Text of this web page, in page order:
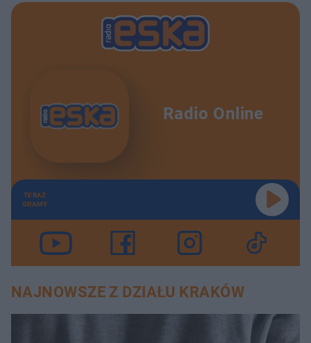
Radio Online
TERAZ
GRAMY
NAJNOWSZE Z DZIAŁU KRAKÓW